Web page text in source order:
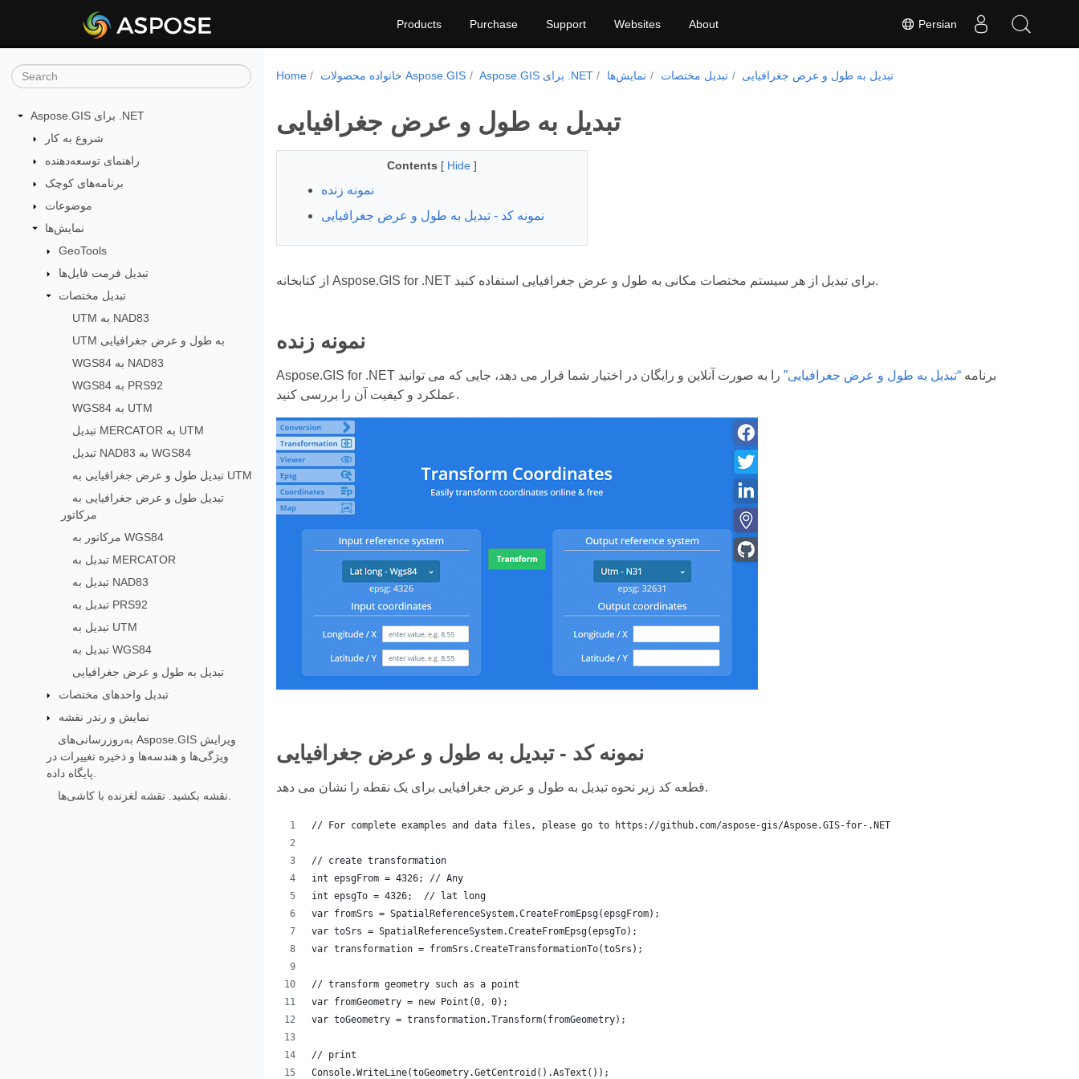
Persian
Products Purchase Support Websites About
Aspose.GIS برای ‎.NET‎
شروع به کار
راهنمای توسعه‌دهنده
برنامه‌های کوچک
موضوعات
نمایش‌ها
GeoTools
تبدیل فرمت فایل‌ها
تبدیل مختصات
UTM به NAD83
UTM به طول و عرض جغرافیایی
WGS84 به NAD83
WGS84 به PRS92
WGS84 به UTM
تبدیل MERCATOR به UTM
تبدیل NAD83 به WGS84
تبدیل طول و عرض جغرافیایی به UTM
تبدیل طول و عرض جغرافیایی به
مرکاتور
مرکاتور به WGS84
تبدیل به MERCATOR
تبدیل به NAD83
تبدیل به PRS92
تبدیل به UTM
تبدیل به WGS84
تبدیل به طول و عرض جغرافیایی
تبدیل واحدهای مختصات
نمایش و رندر نقشه
به‌روزرسانی‌های Aspose.GIS ویرایش
ویژگی‌ها و هندسه‌ها و ذخیره تغییرات در
Home خانواده محصولات Aspose.GIS Aspose.GIS برای ‎.NET‎ نمایش‌ها تبدیل مختصات تبدیل به طول و عرض جغرافیایی
تبدیل به طول و عرض جغرافیایی
Contents [ Hide ]
نمونه زنده
نمونه کد - تبدیل به طول و عرض جغرافیایی
از کتابخانه Aspose.GIS for .NET برای تبدیل از هر سیستم مختصات مکانی به طول و عرض جغرافیایی استفاده کنید.
نمونه زنده
Aspose.GIS for .NET برنامه“تبدیل به طول و عرض جغرافیایی” را به صورت آنلاین و رایگان در اختیار شما قرار می دهد، جایی که می توانید
عملکرد و کیفیت آن را بررسی کنید.
نمونه کد - تبدیل به طول و عرض جغرافیایی
قطعه کد زیر نحوه تبدیل به طول و عرض جغرافیایی برای یک نقطه را نشان می دهد.
// For complete examples and data files, please go to https://github.com/aspose-gis/Aspose.GIS-for-.NET
// create transformation
int epsgFrom = 4326; // Any
int epsgTo = 4326;  // lat long
var fromSrs = SpatialReferenceSystem.CreateFromEpsg(epsgFrom);
var toSrs = SpatialReferenceSystem.CreateFromEpsg(epsgTo);
var transformation = fromSrs.CreateTransformationTo(toSrs);
// transform geometry such as a point
var fromGeometry = new Point(0, 0);
var toGeometry = transformation.Transform(fromGeometry);
// print
Console.WriteLine(toGeometry.GetCentroid().AsText());